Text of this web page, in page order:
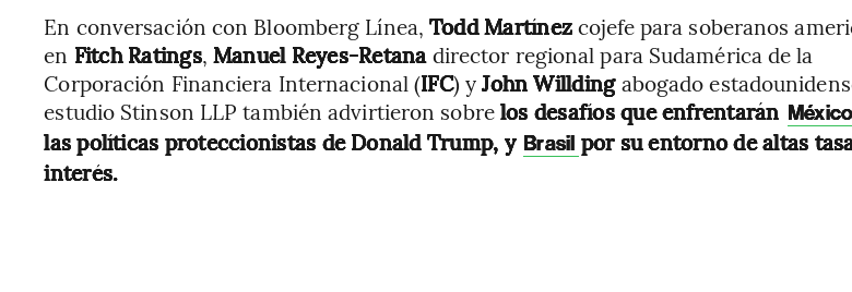
En conversación con Bloomberg Línea,Todd Martínezcojefe para soberanos
en Fitch Ratings, Manuel Reyes-Retanadirector regional para Sudamérica de la
Corporación Financiera Internacional (IFC) yJohn Willdingabogado
estudio Stinson LLP también advirtieron sobrelos desafíos que enfrentarán México
las políticas proteccionistas de Donald Trump, y Brasil por su entorno de altas
interés.